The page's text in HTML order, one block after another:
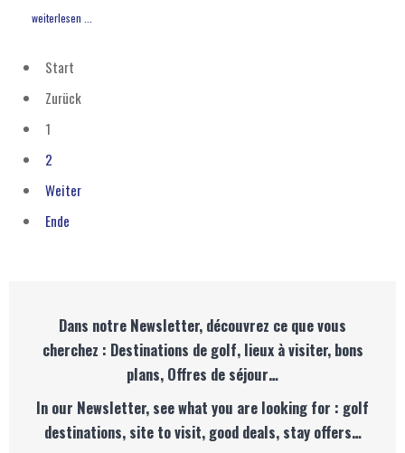
weiterlesen ...
Start
Zurück
1
2
Weiter
Ende
Dans notre Newsletter, découvrez ce que vous
cherchez : Destinations de golf, lieux à visiter, bons
plans, Offres de séjour…
In our Newsletter, see what you are looking for : golf
destinations, site to visit, good deals, stay offers…